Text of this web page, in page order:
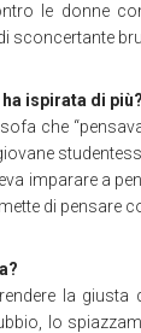
le donne
sconcertante
ha ispirata di più?
che
imparare a
di pensare
la
lo